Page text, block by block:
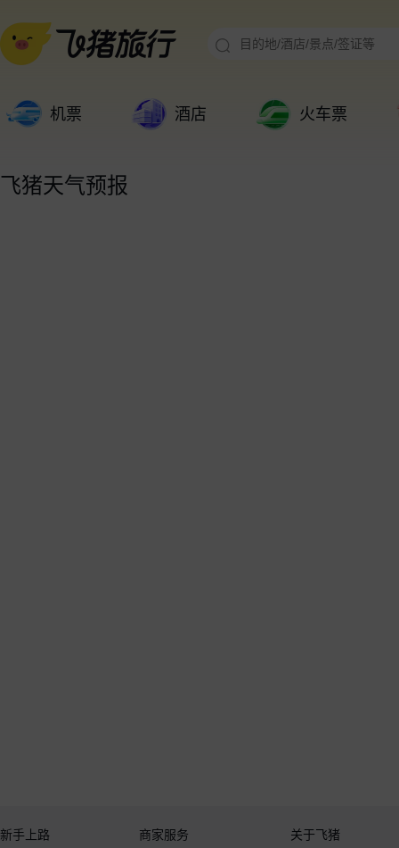
机票 酒店 火车票
飞猪天气预报
新手上路 商家服务 关于飞猪